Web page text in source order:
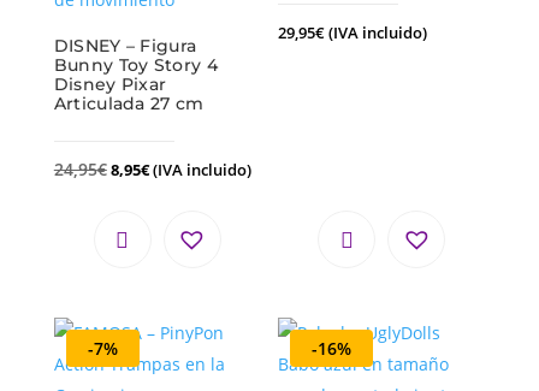
DISNEY – Figura
Bunny Toy Story 4
Disney Pixar
Articulada 27 cm
24,95€8,95€(IVA incluido)
29,95€(IVA incluido)
-7% -16%